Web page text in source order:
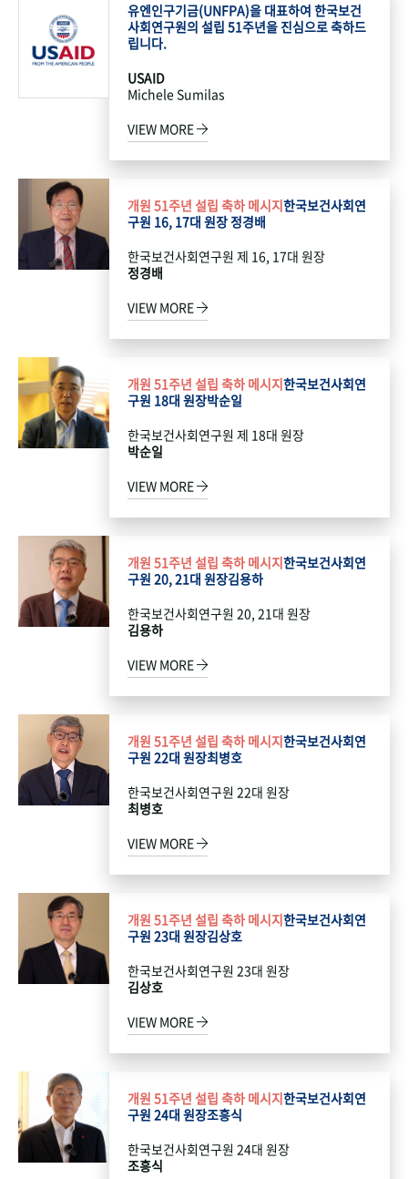
유엔인구기금(UNFPA)을 대표하여 한국보건
사회연구원의 설립 51주년을 진심으로 축하드
립니다.
USAID
Michele Sumilas
VIEW MORE
개원 51주년 설립 축하 메시지한국보건사회연
구원 16, 17대 원장 정경배
한국보건사회연구원 제 16, 17대 원장
정경배
VIEW MORE
개원 51주년 설립 축하 메시지한국보건사회연
구원 18대 원장박순일
한국보건사회연구원 제 18대 원장
박순일
VIEW MORE
개원 51주년 설립 축하 메시지한국보건사회연
구원 20, 21대 원장김용하
한국보건사회연구원 20, 21대 원장
김용하
VIEW MORE
개원 51주년 설립 축하 메시지한국보건사회연
구원 22대 원장최병호
한국보건사회연구원 22대 원장
최병호
VIEW MORE
개원 51주년 설립 축하 메시지한국보건사회연
구원 23대 원장김상호
한국보건사회연구원 23대 원장
김상호
VIEW MORE
개원 51주년 설립 축하 메시지한국보건사회연
구원 24대 원장조흥식
한국보건사회연구원 24대 원장
조흥식